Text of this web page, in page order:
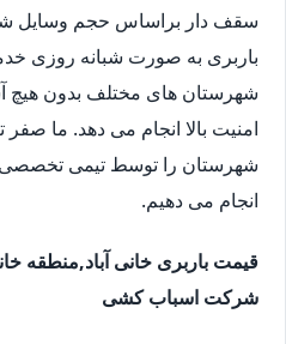
سقف دار براساس حجم وسایل
باربری به صورت شبانه روزی
شهرستان های مختلف بدون هیچ
امنیت بالا انجام می دهد. ما صفر
شهرستان را توسط تیمی تخصصی
انجام می دهیم.
قیمت باربری خانی آباد,منطقه
شرکت اسباب کشی